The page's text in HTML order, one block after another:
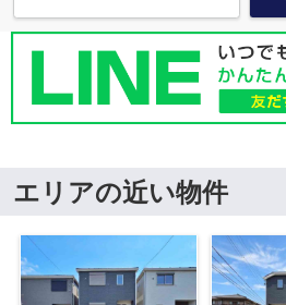
エリアの近い物件